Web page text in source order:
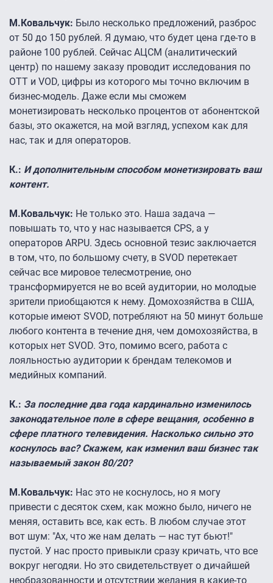
М.Ковальчук: Было несколько предложений, разброс
от 50 до 150 рублей. Я думаю, что будет цена где-то в
районе 100 рублей. Сейчас АЦСМ (аналитический
центр) по нашему заказу проводит исследования по
ОТТ и VОD, цифры из которого мы точно включим в
бизнес-модель. Даже если мы сможем
монетизировать несколько процентов от абонентской
базы, это окажется, на мой взгляд, успехом как для
нас, так и для операторов.
К.: И дополнительным способом монетизировать ваш
контент.
М.Ковальчук: Не только это. Наша задача —
повышать то, что у нас называется CPS, а у
операторов ARPU. Здесь основной тезис заключается
в том, что, по большому счету, в SVOD перетекает
сейчас все мировое телесмотрение, оно
трансформируется не во всей аудитории, но молодые
зрители приобщаются к нему. Домохозяйства в США,
которые имеют SVOD, потребляют на 50 минут больше
любого контента в течение дня, чем домохозяйства, в
которых нет SVOD. Это, помимо всего, работа с
лояльностью аудитории к брендам телекомов и
медийных компаний.
К.: За последние два года кардинально изменилось
законодательное поле в сфере вещания, особенно в
сфере платного телевидения. Насколько сильно это
коснулось вас? Скажем, как изменил ваш бизнес так
называемый закон 80/20?
М.Ковальчук: Нас это не коснулось, но я могу
привести с десяток схем, как можно было, ничего не
меняя, оставить все, как есть. В любом случае этот
вот шум: "Ах, что же нам делать — нас тут бьют!"
пустой. У нас просто привыкли сразу кричать, что все
вокруг негодяи. Но это свидетельствует о дичайшей
необразованности и отсутствии желания в какие-то